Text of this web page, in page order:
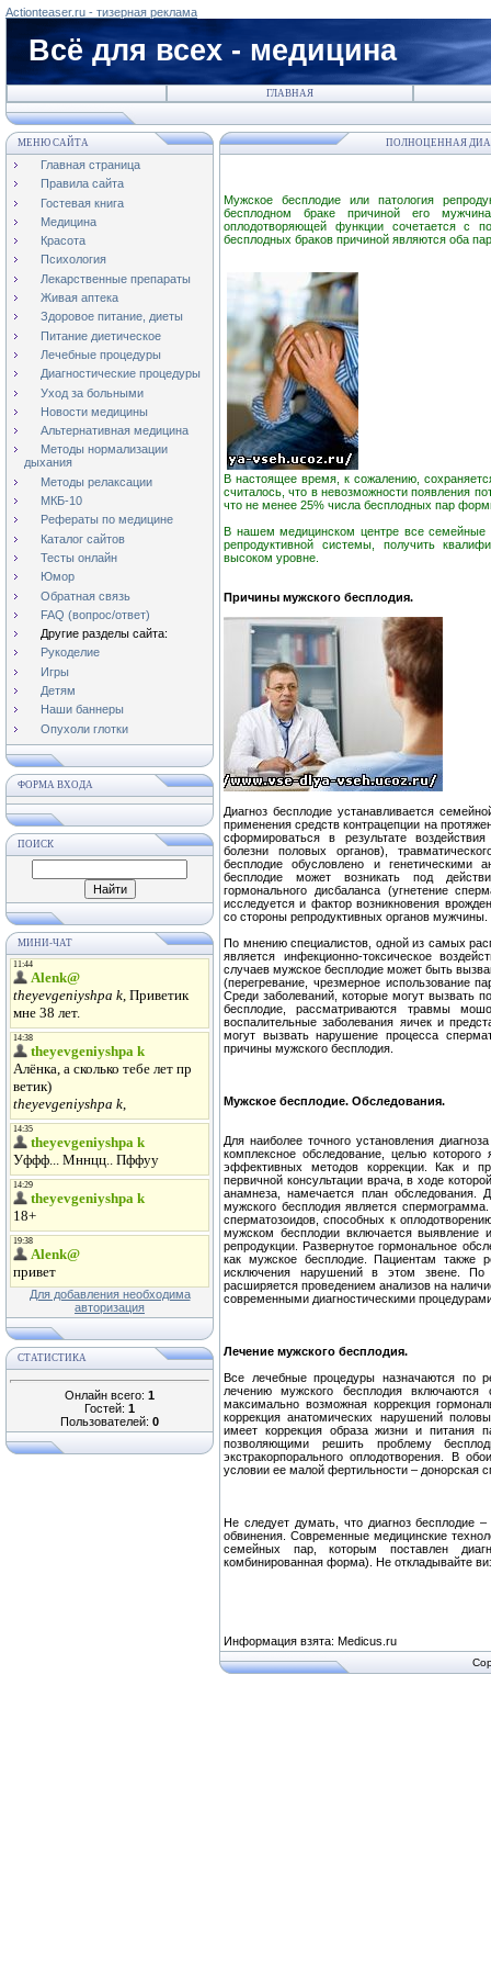
Actionteaser.ru - тизерная реклама
Всё для всех - медицина
ГЛАВНАЯ
МЕНЮ САЙТА
Главная страница
Правила сайта
Гостевая книга
Медицина
Красота
Психология
Лекарственные препараты
Живая аптека
Здоровое питание, диеты
Питание диетическое
Лечебные процедуры
Диагностические процедуры
Уход за больными
Новости медицины
Альтернативная медицина
Методы нормализации
дыхания
Методы релаксации
МКБ-10
Рефераты по медицине
Каталог сайтов
Тесты онлайн
Юмор
Обратная связь
FAQ (вопрос/ответ)
Другие разделы сайта:
Рукоделие
Игры
Детям
Наши баннеры
Опухоли глотки
ФОРМА ВХОДА
ПОИСК
МИНИ-ЧАТ
Для добавления необходима
авторизация
СТАТИСТИКА
Онлайн всего: 1
Гостей: 1
Пользователей: 0
ПОЛНОЦЕННАЯ
Мужское бесплодие или патология
бесплодном браке причиной его
оплодотворяющей функции сочетается с
бесплодных браков причиной являются оба
В настоящее время, к сожалению,
считалось, что в невозможности появления
что не менее 25% числа бесплодных пар
В нашем медицинском центре все семейные
репродуктивной системы, получить
высоком уровне.
Причины мужского бесплодия.
Диагноз бесплодие устанавливается
применения средств контрацепции на
сформироваться в результате
болезни половых органов),
бесплодие обусловлено и генетическими
бесплодие может возникать под
гормонального дисбаланса (угнетение
исследуется и фактор возникновения
со стороны репродуктивных органов мужчины.
По мнению специалистов, одной из самых
является инфекционно-токсическое
случаев мужское бесплодие может быть
(перегревание, чрезмерное использование
Среди заболеваний, которые могут вызвать
бесплодие, рассматриваются травмы
воспалительные заболевания яичек и
могут вызвать нарушение процесса
причины мужского бесплодия.
Мужское бесплодие. Обследования.
Для наиболее точного установления
комплексное обследование, целью
эффективных методов коррекции. Как и
первичной консультации врача, в ходе
анамнеза, намечается план обследования.
мужского бесплодия является
сперматозоидов, способных к
мужском бесплодии включается выявление
репродукции. Развернутое гормональное
как мужское бесплодие. Пациентам также
исключения нарушений в этом звене. По
расширяется проведением анализов на
современными диагностическими
Лечение мужского бесплодия.
Все лечебные процедуры назначаются по
лечению мужского бесплодия включаются
максимально возможная коррекция
коррекция анатомических нарушений
имеет коррекция образа жизни и питания
позволяющими решить проблему
экстракорпорального оплодотворения. В
условии ее малой фертильности – донорская
Не следует думать, что диагноз бесплодие
обвинения. Современные медицинские
семейных пар, которым поставлен
комбинированная форма). Не откладывайте
Информация взята: Medicus.ru